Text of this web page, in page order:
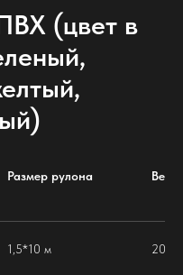
(цвет в
Размер рулона Вес
1,5*10 м 20